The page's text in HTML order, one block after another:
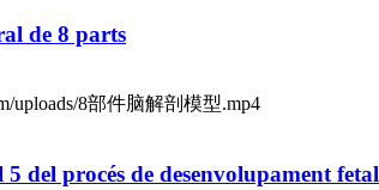
de 8 parts
uploads/8部件脑解剖模型.mp4
del procés de desenvolupament fetal